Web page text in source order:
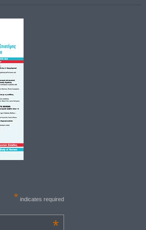
* indicates required
*